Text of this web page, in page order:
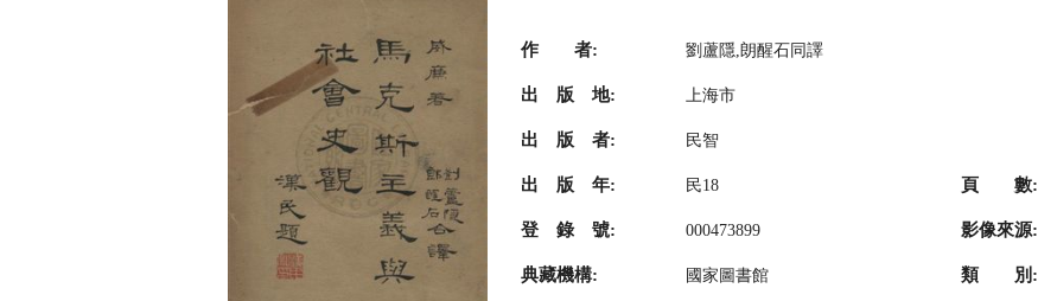
作 者: 劉蘆隱,朗醒石同譯
出 版 地: 上海市
出 版 者: 民智
出 版 年: 民18 頁 數:
登 錄 號: 000473899 影像來源:
典藏機構: 國家圖書館 類 別: